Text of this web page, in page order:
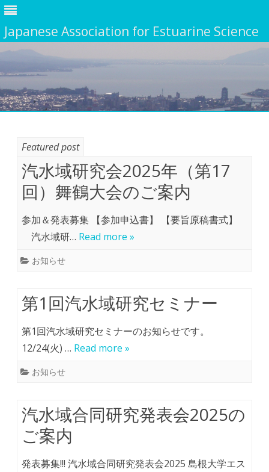
Japanese Association for Estuarine Science
Featured post
汽水域研究会2025年（第17
回）舞鶴大会のご案内
参加＆発表募集 【参加申込書】 【要旨原稿書式】
汽水域研… Read more »
お知らせ
第1回汽水域研究セミナー
第1回汽水域研究セミナーのお知らせです。
12/24(火) … Read more »
お知らせ
汽水域合同研究発表会2025の
ご案内
発表募集!!! 汽水域合同研究発表会2025 島根大学エス